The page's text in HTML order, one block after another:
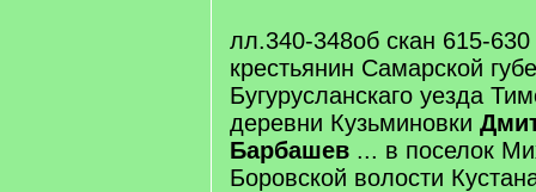
лл.340-348об скан 615-630
крестьянин Самарской
Бугурусланскаго уезда
деревни Кузьминовки
Барбашев ... в поселок
Боровской волости